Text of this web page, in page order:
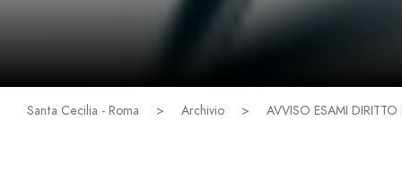
Santa Cecilia - Roma > Archivio > AVVISO ESAMI